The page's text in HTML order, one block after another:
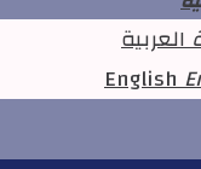
العربية
English